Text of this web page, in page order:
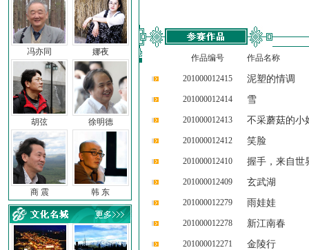
冯亦同 娜夜
胡弦 徐明德
商 震 韩 东
作品编号 作品名称
201000012415 泥塑的情调
201000012414 雪
201000012413 不采蘑菇的小
201000012412 笑脸
201000012410 握手，来自世
201000012409 玄武湖
201000012279 雨娃娃
201000012278 新江南春
201000012271 金陵行